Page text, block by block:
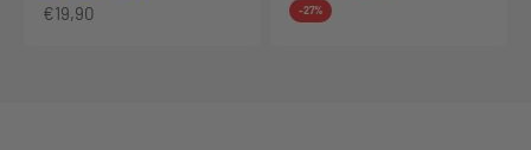
Angebot
€19,90 -27%